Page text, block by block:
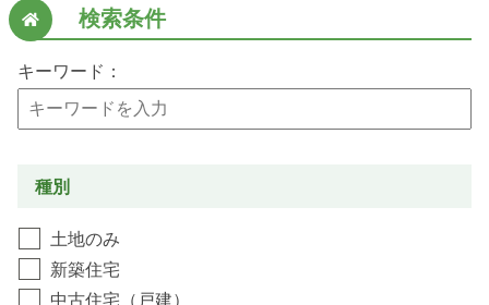
検索条件
キーワード：
種別
土地のみ
新築住宅
中古住宅（戸建）